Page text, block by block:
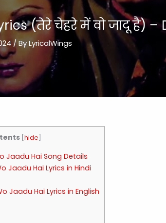
(तेरे चेहरे में वो जादू है)
/ ByLyricalWings
hide
Jaadu Hai Song Details
Jaadu Hai Lyrics in Hindi
Jaadu Hai Lyrics in English